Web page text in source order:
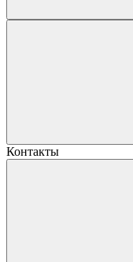
Контакты